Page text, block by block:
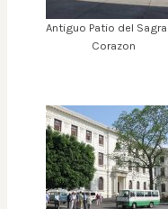
Antiguo Patio del
Corazon